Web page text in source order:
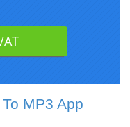
MP3 App